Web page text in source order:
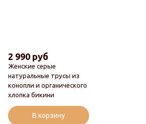
Женские серые
натуральные трусы из
конопли и органического
хлопка бикини
2 990 руб
В корзину